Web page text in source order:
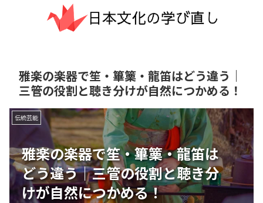
雅楽の楽器で笙・篳篥・龍笛はどう違う｜
三管の役割と聴き分けが自然につかめる！
雅楽の楽器で笙・篳篥・龍笛は
どう違う｜三管の役割と聴き分
けが自然につかめる！
伝統芸能